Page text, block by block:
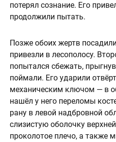
потерял сознание. Его
продолжили пытать.
Позже обоих жертв
привезли в лесополосу.
попытался сбежать,
поймали. Его ударили
механическим ключом — в
нашёл у него переломы
рану в левой надбровной
слизистую оболочку
проколотое плечо, а также